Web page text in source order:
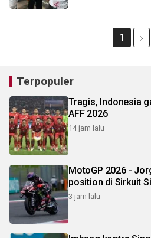
1
Terpopuler
Tragis, Indonesia
AFF 2026
14 jam lalu
MotoGP 2026 -
position di
3 jam lalu